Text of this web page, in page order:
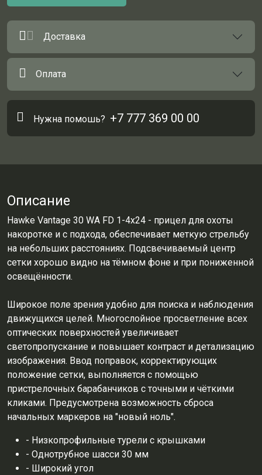
Доставка
Оплата
Нужна помошь? +7 777 369 00 00
Описание
Hawke Vantage 30 WA FD 1-4x24 - прицел для охоты
накоротке и с подхода, обеспечивает меткую стрельбу
на небольших расстояниях. Подсвечиваемый центр
сетки хорошо видно на тёмном фоне и при пониженной
освещённости.
Широкое поле зрения удобно для поиска и наблюдения
движущихся целей. Многослойное просветление всех
оптических поверхностей увеличивает
светопропускание и повышает контраст и детализацию
изображения. Ввод поправок, корректирующих
положение сетки, выполняется с помощью
пристрелочных барабанчиков с точными и чёткими
кликами. Предусмотрена возможность сброса
начальных маркеров на "новый ноль".
- Низкопрофильные турели с крышками
- Однотрубное шасси 30 мм
- Широкий угол